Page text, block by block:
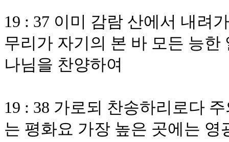
19 : 37 이미 감람 산에서 내려
무리가 자기의 본 바 모든 능
나님을 찬양하여
19 : 38 가로되 찬송하리로다
는 평화요 가장 높은 곳에는 영